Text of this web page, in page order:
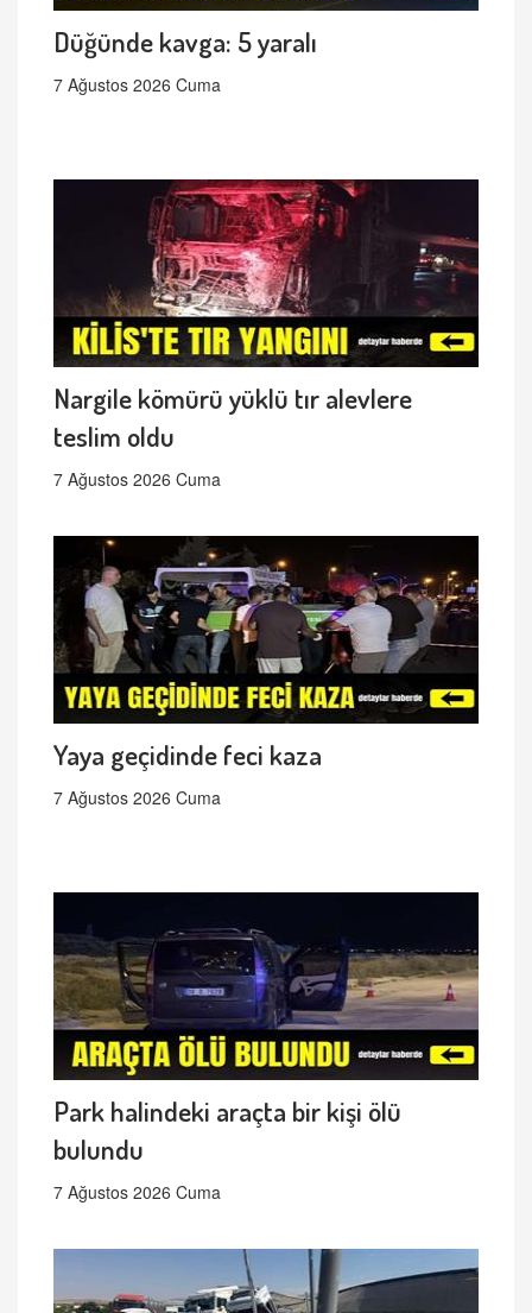
Düğünde kavga: 5 yaralı
7 Ağustos 2026 Cuma
Nargile kömürü yüklü tır alevlere
teslim oldu
7 Ağustos 2026 Cuma
Yaya geçidinde feci kaza
7 Ağustos 2026 Cuma
Park halindeki araçta bir kişi ölü
bulundu
7 Ağustos 2026 Cuma